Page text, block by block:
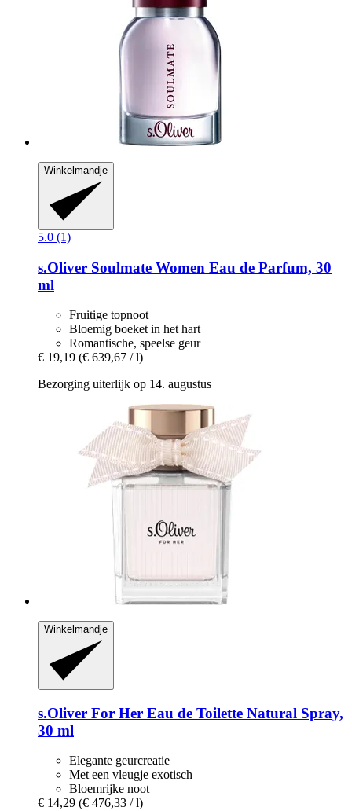
Winkelmandje
5.0 (1)
s.Oliver Soulmate Women Eau de Parfum, 30
ml
Fruitige topnoot
Bloemig boeket in het hart
Romantische, speelse geur
€ 19,19 (€ 639,67 / l)
Bezorging uiterlijk op 14. augustus
Winkelmandje
s.Oliver For Her Eau de Toilette Natural Spray,
30 ml
Elegante geurcreatie
Met een vleugje exotisch
Bloemrijke noot
€ 14,29 (€ 476,33 / l)